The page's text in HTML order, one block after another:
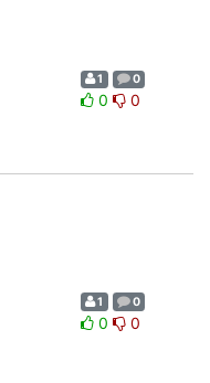
1 0
0 0
1 0
0 0